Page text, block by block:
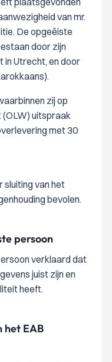
van mr.
De opgeëiste
door zijn
in Utrecht, en door
zij op
uitspraak
met 30
sluiting van het
bevolen.
persoon
verklaard dat
juist zijn en
heeft.
het EAB